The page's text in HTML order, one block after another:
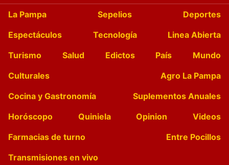
La Pampa Sepelios
Deportes
Espectáculos
Tecnología
Linea Abierta
Turismo
Salud Edictos País
Mundo
Culturales
Agro La Pampa
Cocina y Gastronomía
Suplementos Anuales
Horóscopo
Quiniela Opinion
Videos
Farmacias de turno
Entre Pocillos
Transmisiones en vivo